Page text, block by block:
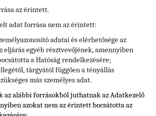
az érintett.
adat forrása nem az érintett:
adatai és elérhetősége az
eljárás egyéb résztvevőjének, amennyiben
a Hatóság rendelkezésére;
tárgyától függően a tényállás
más személyes adat.
az alábbi forrásokból juthatnak az Adatkezelő
azokat nem az érintett bocsátotta az